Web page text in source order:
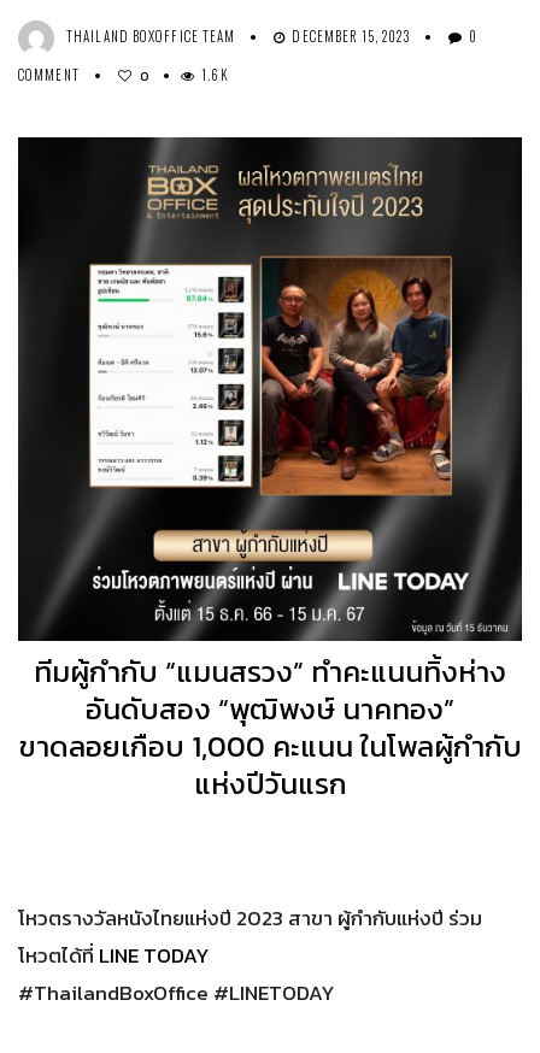
THAILAND BOXOFFICE TEAM DECEMBER 15, 2023
0
COMMENT
0 1.6K
ทีมผู้กำกับ “แมนสรวง” ทำคะแนนทิ้งห่าง
อันดับสอง “พุฒิพงษ์ นาคทอง”
ขาดลอยเกือบ 1,000 คะแนน ในโพลผู้กำกับ
แห่งปีวันแรก
โหวตรางวัลหนังไทยแห่งปี 2023 สาขา ผู้กำกับแห่งปี ร่วม
โหวตได้ที่ LINE TODAY
#ThailandBoxOffice #LINETODAY